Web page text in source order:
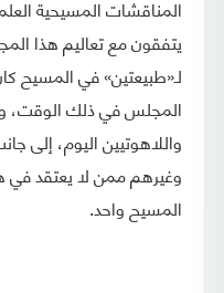
المناقشات المسيحية
يتفقون مع تعاليم هذا
لـ«طبيعتين» في المسيح
المجلس في ذلك الوقت،
واللاهوتيين اليوم، إلى
وغيرهم ممن لا يعتقد في
المسيح واحد.